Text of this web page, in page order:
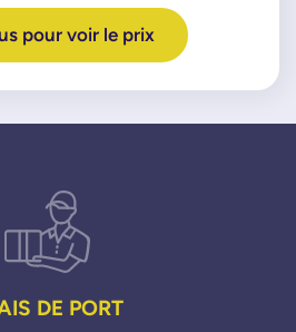
pour voir le prix
DE PORT